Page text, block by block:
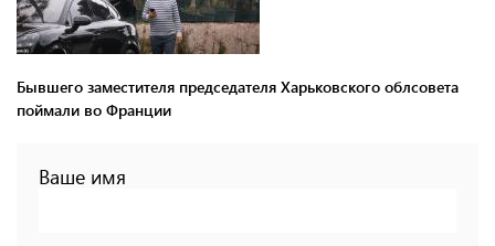
Бывшего заместителя председателя Харьковского облсовета
поймали во Франции
Ваше имя